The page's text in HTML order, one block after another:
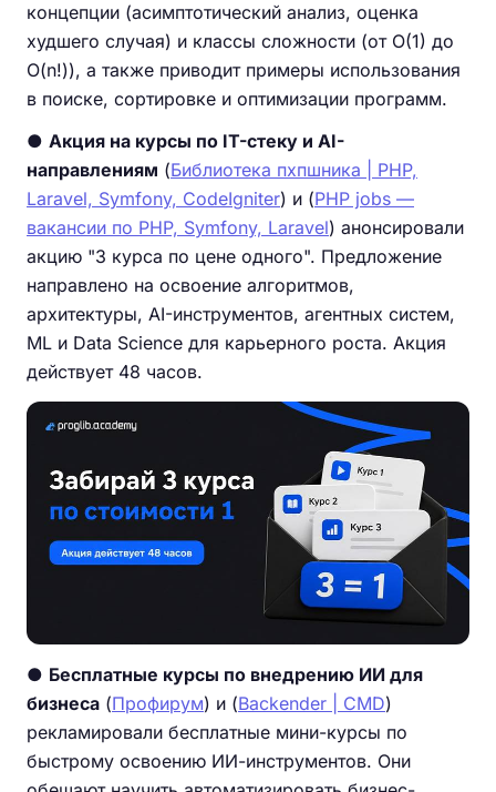
концепции (асимптотический анализ, оценка
худшего случая) и классы сложности (от O(1) до
O(n!)), а также приводит примеры использования
в поиске, сортировке и оптимизации программ.
● Акция на курсы по IT-стеку и AI-
направлениям (Библиотека пхпшника | PHP,
Laravel, Symfony, CodeIgniter) и (PHP jobs —
вакансии по PHP, Symfony, Laravel) анонсировали
акцию "3 курса по цене одного". Предложение
направлено на освоение алгоритмов,
архитектуры, AI-инструментов, агентных систем,
ML и Data Science для карьерного роста. Акция
действует 48 часов.
● Бесплатные курсы по внедрению ИИ для
бизнеса (Профирум) и (Backender | CMD)
рекламировали бесплатные мини-курсы по
быстрому освоению ИИ-инструментов. Они